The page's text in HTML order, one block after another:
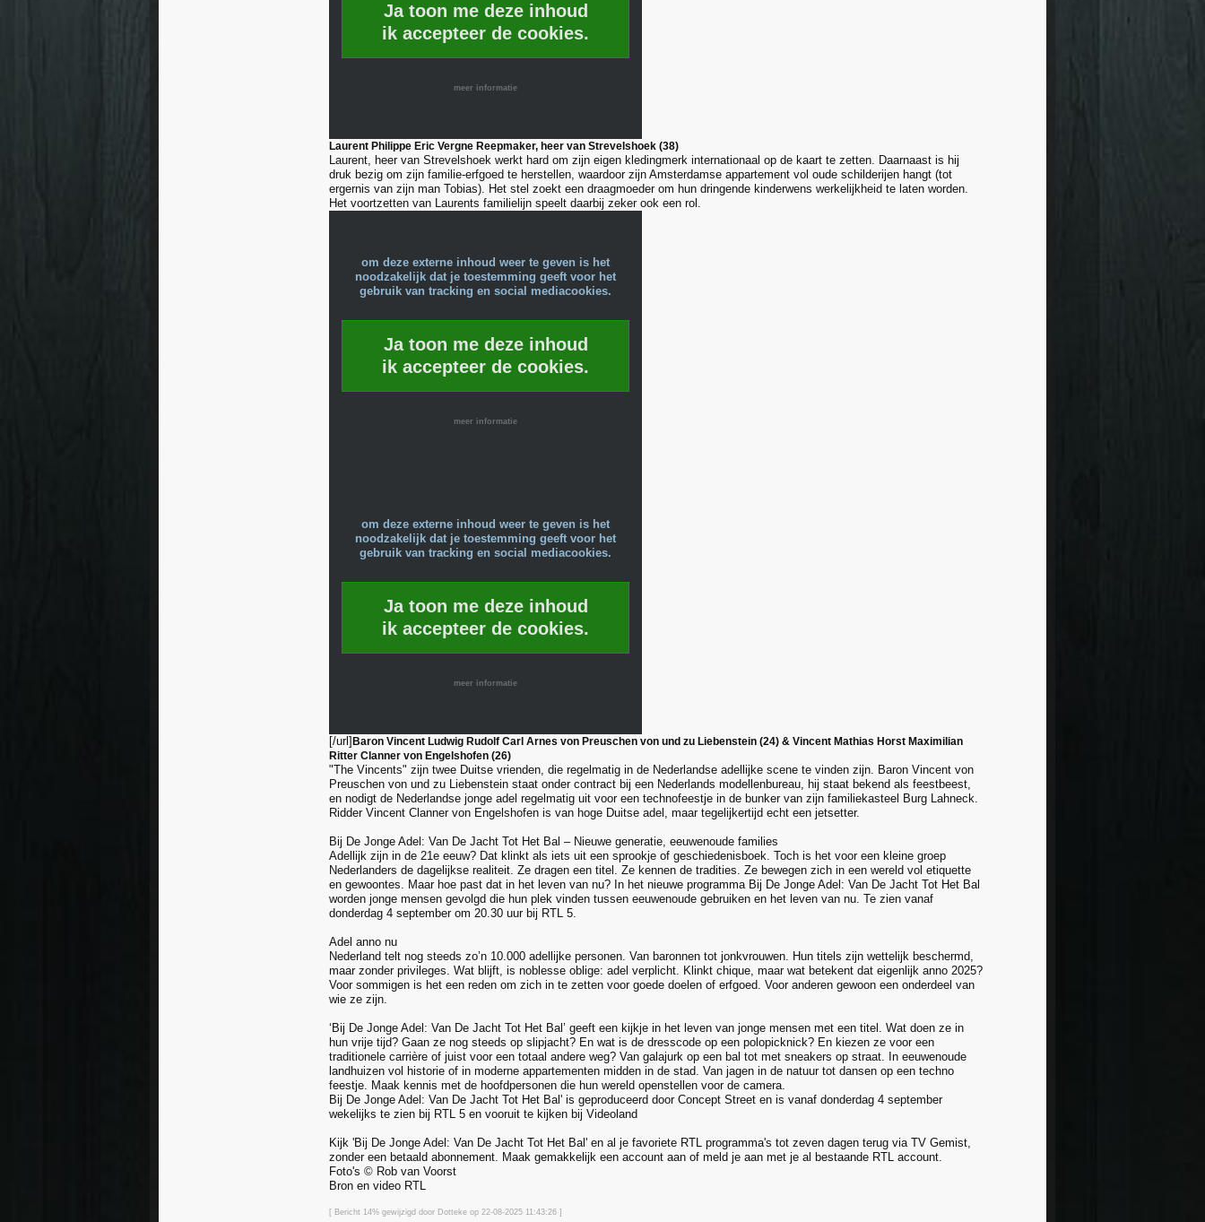
Ja toon me deze inhoud
ik accepteer de cookies.
meer informatie
Laurent Philippe Eric Vergne Reepmaker, heer van Strevelshoek (38)
Laurent, heer van Strevelshoek werkt hard om zijn eigen kledingmerk internationaal op de kaart te zetten. Daarnaast is hij
druk bezig om zijn familie-erfgoed te herstellen, waardoor zijn Amsterdamse appartement vol oude schilderijen hangt (tot
ergernis van zijn man Tobias). Het stel zoekt een draagmoeder om hun dringende kinderwens werkelijkheid te laten worden.
Het voortzetten van Laurents familielijn speelt daarbij zeker ook een rol.
om deze externe inhoud weer te geven is het
noodzakelijk dat je toestemming geeft voor het
gebruik van tracking en social mediacookies.
Ja toon me deze inhoud
ik accepteer de cookies.
meer informatie
om deze externe inhoud weer te geven is het
noodzakelijk dat je toestemming geeft voor het
gebruik van tracking en social mediacookies.
Ja toon me deze inhoud
ik accepteer de cookies.
meer informatie
[/url] Baron Vincent Ludwig Rudolf Carl Arnes von Preuschen von und zu Liebenstein (24) & Vincent Mathias Horst Maximilian
Ritter Clanner von Engelshofen (26)
"The Vincents" zijn twee Duitse vrienden, die regelmatig in de Nederlandse adellijke scene te vinden zijn. Baron Vincent von
Preuschen von und zu Liebenstein staat onder contract bij een Nederlands modellenbureau, hij staat bekend als feestbeest,
en nodigt de Nederlandse jonge adel regelmatig uit voor een technofeestje in de bunker van zijn familiekasteel Burg Lahneck.
Ridder Vincent Clanner von Engelshofen is van hoge Duitse adel, maar tegelijkertijd echt een jetsetter.
Bij De Jonge Adel: Van De Jacht Tot Het Bal – Nieuwe generatie, eeuwenoude families
Adellijk zijn in de 21e eeuw? Dat klinkt als iets uit een sprookje of geschiedenisboek. Toch is het voor een kleine groep
Nederlanders de dagelijkse realiteit. Ze dragen een titel. Ze kennen de tradities. Ze bewegen zich in een wereld vol etiquette
en gewoontes. Maar hoe past dat in het leven van nu? In het nieuwe programma Bij De Jonge Adel: Van De Jacht Tot Het Bal
worden jonge mensen gevolgd die hun plek vinden tussen eeuwenoude gebruiken en het leven van nu. Te zien vanaf
donderdag 4 september om 20.30 uur bij RTL 5.
Adel anno nu
Nederland telt nog steeds zo’n 10.000 adellijke personen. Van baronnen tot jonkvrouwen. Hun titels zijn wettelijk beschermd,
maar zonder privileges. Wat blijft, is noblesse oblige: adel verplicht. Klinkt chique, maar wat betekent dat eigenlijk anno 2025?
Voor sommigen is het een reden om zich in te zetten voor goede doelen of erfgoed. Voor anderen gewoon een onderdeel van
wie ze zijn.
‘Bij De Jonge Adel: Van De Jacht Tot Het Bal’ geeft een kijkje in het leven van jonge mensen met een titel. Wat doen ze in
hun vrije tijd? Gaan ze nog steeds op slipjacht? En wat is de dresscode op een polopicknick? En kiezen ze voor een
traditionele carrière of juist voor een totaal andere weg? Van galajurk op een bal tot met sneakers op straat. In eeuwenoude
landhuizen vol historie of in moderne appartementen midden in de stad. Van jagen in de natuur tot dansen op een techno
feestje. Maak kennis met de hoofdpersonen die hun wereld openstellen voor de camera.
Bij De Jonge Adel: Van De Jacht Tot Het Bal' is geproduceerd door Concept Street en is vanaf donderdag 4 september
wekelijks te zien bij RTL 5 en vooruit te kijken bij Videoland
Kijk 'Bij De Jonge Adel: Van De Jacht Tot Het Bal' en al je favoriete RTL programma's tot zeven dagen terug via TV Gemist,
zonder een betaald abonnement. Maak gemakkelijk een account aan of meld je aan met je al bestaande RTL account.
Foto's © Rob van Voorst
Bron en video RTL
[ Bericht 14% gewijzigd door Dotteke op 22-08-2025 11:43:26 ]